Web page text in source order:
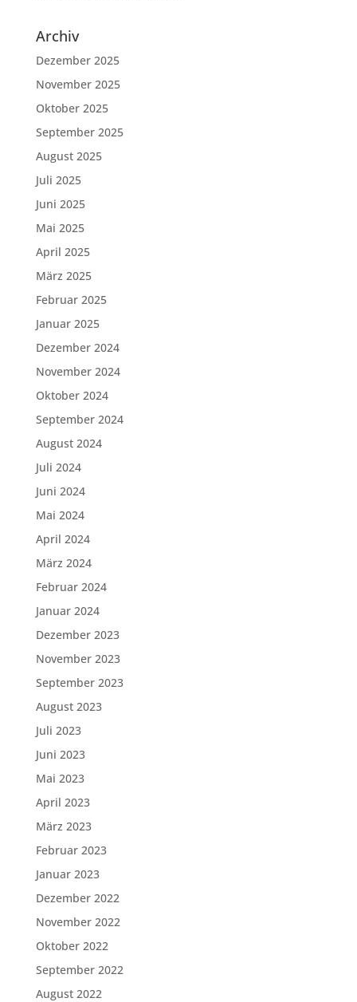
Archiv
Dezember 2025
November 2025
Oktober 2025
September 2025
August 2025
Juli 2025
Juni 2025
Mai 2025
April 2025
März 2025
Februar 2025
Januar 2025
Dezember 2024
November 2024
Oktober 2024
September 2024
August 2024
Juli 2024
Juni 2024
Mai 2024
April 2024
März 2024
Februar 2024
Januar 2024
Dezember 2023
November 2023
September 2023
August 2023
Juli 2023
Juni 2023
Mai 2023
April 2023
März 2023
Februar 2023
Januar 2023
Dezember 2022
November 2022
Oktober 2022
September 2022
August 2022